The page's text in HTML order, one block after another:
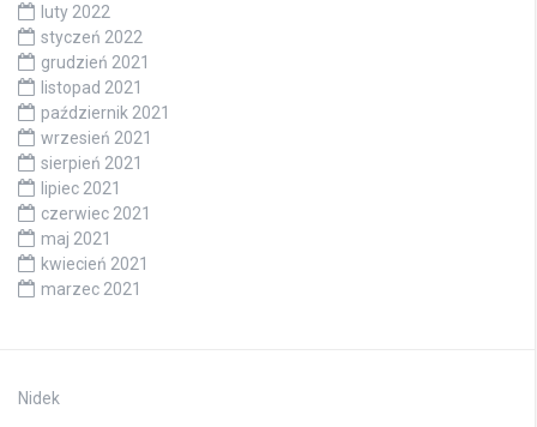
luty 2022
styczeń 2022
grudzień 2021
listopad 2021
październik 2021
wrzesień 2021
sierpień 2021
lipiec 2021
czerwiec 2021
maj 2021
kwiecień 2021
marzec 2021
Nidek